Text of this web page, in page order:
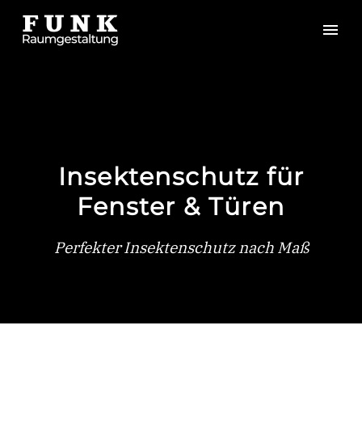
Insektenschutz für
Fenster & Türen
Perfekter Insektenschutz nach Maß